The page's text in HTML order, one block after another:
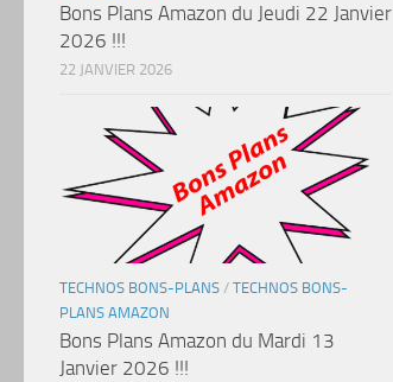
Bons Plans Amazon du Jeudi 22 Janvier
2026 !!!
22 JANVIER 2026
TECHNOS BONS-PLANS / TECHNOS BONS-
PLANS AMAZON
Bons Plans Amazon du Mardi 13
Janvier 2026 !!!